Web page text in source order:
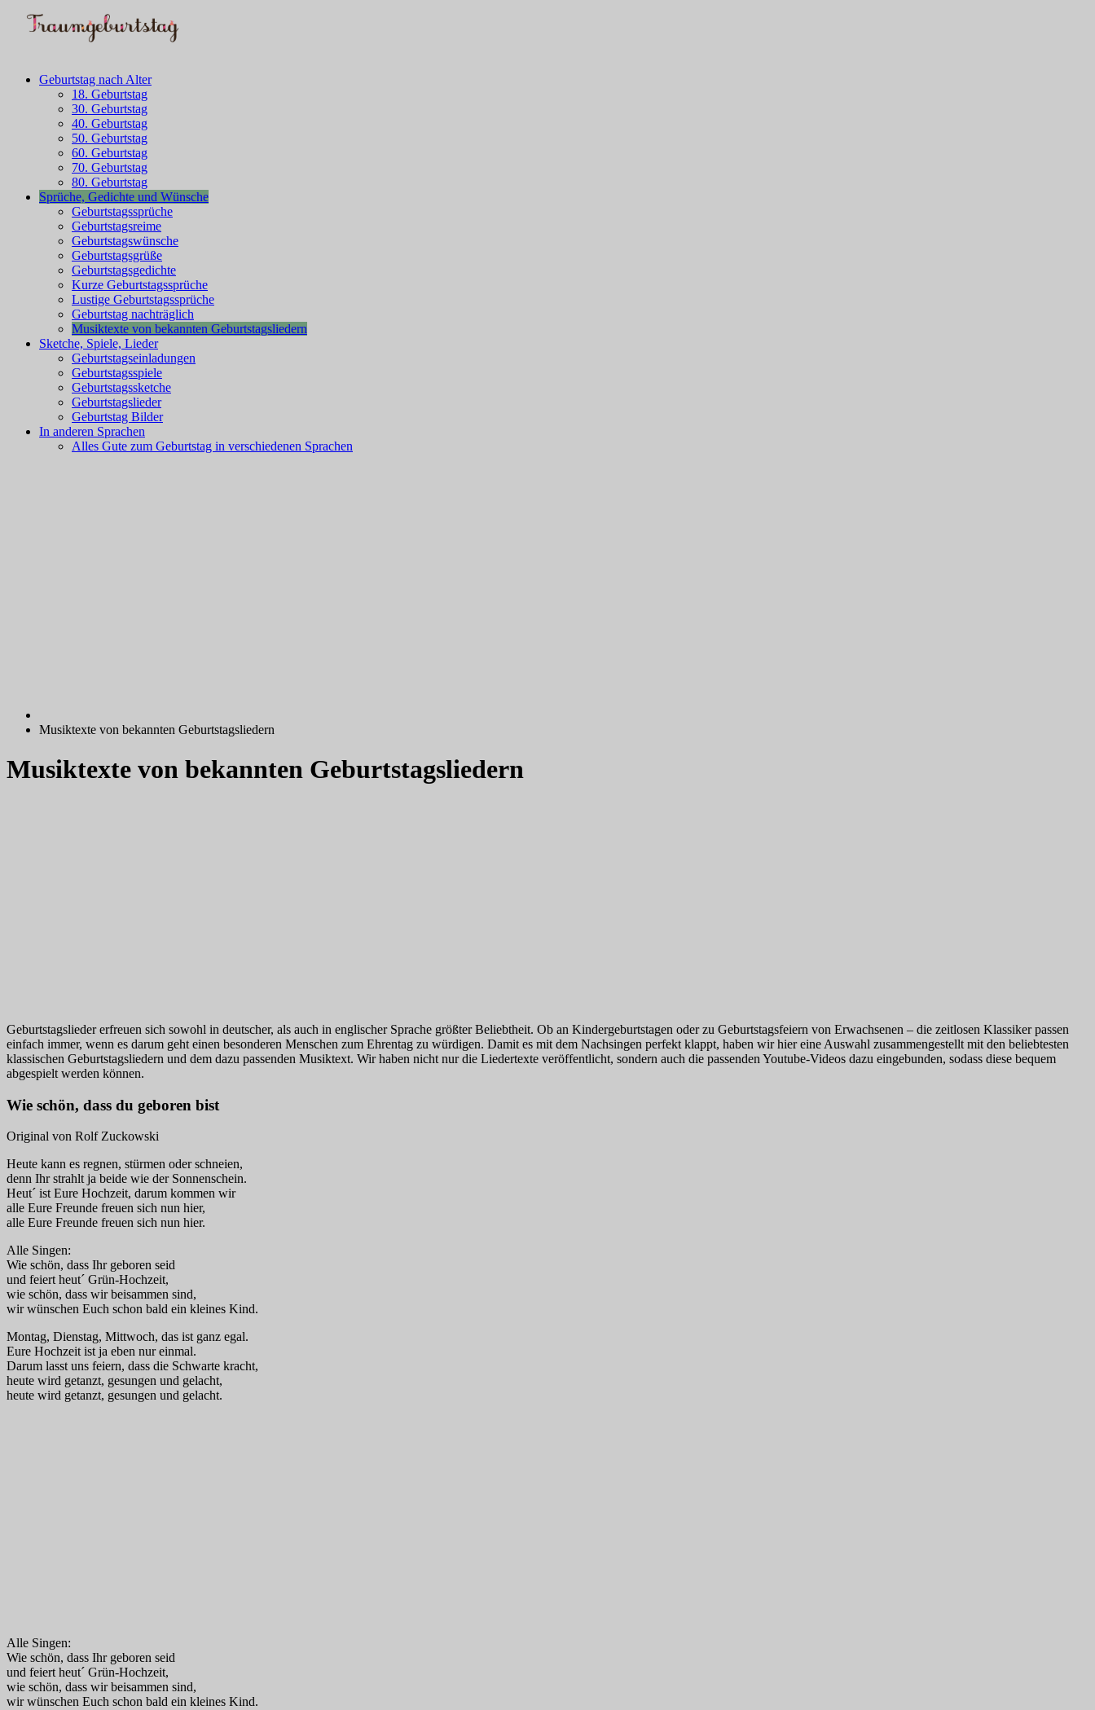
Geburtstag nach Alter
18. Geburtstag
30. Geburtstag
40. Geburtstag
50. Geburtstag
60. Geburtstag
70. Geburtstag
80. Geburtstag
Sprüche, Gedichte und Wünsche
Geburtstagssprüche
Geburtstagsreime
Geburtstagswünsche
Geburtstagsgrüße
Geburtstagsgedichte
Kurze Geburtstagssprüche
Lustige Geburtstagssprüche
Geburtstag nachträglich
Musiktexte von bekannten Geburtstagsliedern
Sketche, Spiele, Lieder
Geburtstagseinladungen
Geburtstagsspiele
Geburtstagssketche
Geburtstagslieder
Geburtstag Bilder
In anderen Sprachen
Alles Gute zum Geburtstag in verschiedenen Sprachen
Musiktexte von bekannten Geburtstagsliedern
Musiktexte von bekannten Geburtstagsliedern
Geburtstagslieder erfreuen sich sowohl in deutscher, als auch in englischer Sprache größter Beliebtheit. Ob an Kindergeburtstagen oder zu Geburtstagsfeiern von Erwachsenen – die zeitlosen Klassiker passen
einfach immer, wenn es darum geht einen besonderen Menschen zum Ehrentag zu würdigen. Damit es mit dem Nachsingen perfekt klappt, haben wir hier eine Auswahl zusammengestellt mit den beliebtesten
klassischen Geburtstagsliedern und dem dazu passenden Musiktext. Wir haben nicht nur die Liedertexte veröffentlicht, sondern auch die passenden Youtube-Videos dazu eingebunden, sodass diese bequem
abgespielt werden können.
Wie schön, dass du geboren bist
Original von Rolf Zuckowski
Heute kann es regnen, stürmen oder schneien,
denn Ihr strahlt ja beide wie der Sonnenschein.
Heut´ ist Eure Hochzeit, darum kommen wir
alle Eure Freunde freuen sich nun hier,
alle Eure Freunde freuen sich nun hier.
Alle Singen:
Wie schön, dass Ihr geboren seid
und feiert heut´ Grün-Hochzeit,
wie schön, dass wir beisammen sind,
wir wünschen Euch schon bald ein kleines Kind.
Montag, Dienstag, Mittwoch, das ist ganz egal.
Eure Hochzeit ist ja eben nur einmal.
Darum lasst uns feiern, dass die Schwarte kracht,
heute wird getanzt, gesungen und gelacht,
heute wird getanzt, gesungen und gelacht.
Alle Singen:
Wie schön, dass Ihr geboren seid
und feiert heut´ Grün-Hochzeit,
wie schön, dass wir beisammen sind,
wir wünschen Euch schon bald ein kleines Kind.